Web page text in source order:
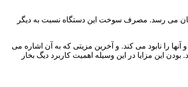
می رسد. مصرف سوخت این دستگاه نسبت به دیگر
را نابود می کند. و آخرین مزیتی که به آن اشاره می
این مزایا در این وسیله اهمیت کاربرد دیگ بخار